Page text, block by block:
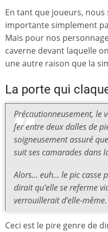
En tant que joueurs, nous
importante simplement
Mais pour nos
caverne devant laquelle
une autre raison que la
La porte qui
Précautionneusement, le
fer entre deux dalles de
soigneusement assuré
suit ses camarades dans
Alors… euh… le pic casse
dirait qu’elle se referme
verrouillerait d’elle-même.
Ceci est le pire genre de